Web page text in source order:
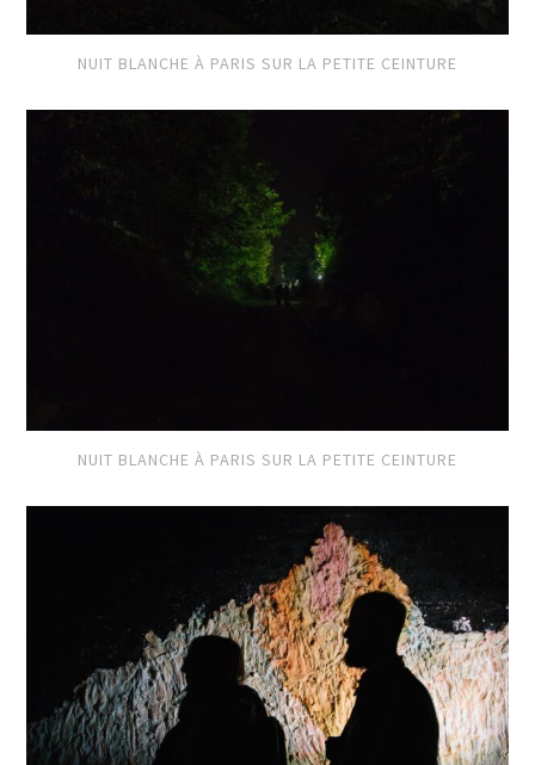
NUIT BLANCHE À PARIS SUR LA PETITE CEINTURE
NUIT BLANCHE À PARIS SUR LA PETITE CEINTURE